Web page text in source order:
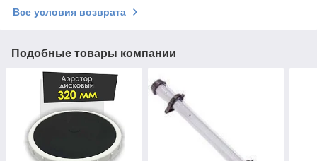
Все условия возврата
Подобные товары компании